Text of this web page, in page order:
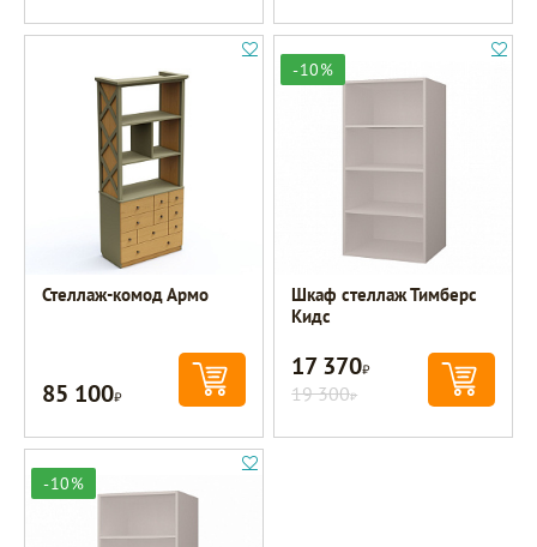
Стеллаж-комод Армо
85 100Р
-10%
Шкаф стеллаж Тимберс
Кидс
17 370Р
19 300Р
-10%